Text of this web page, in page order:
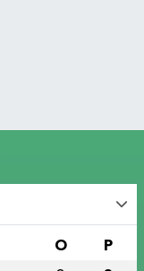
O P